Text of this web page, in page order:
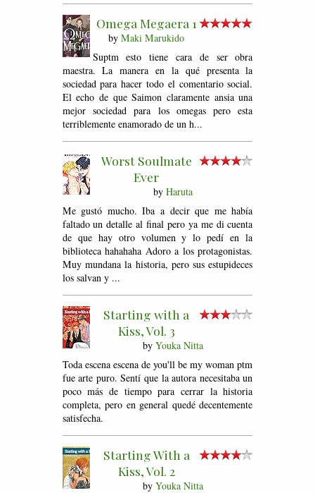
Omega Megaera 1
by Maki Marukido
Suptm esto tiene cara de ser obra
maestra. La manera en la qué presenta la
sociedad para hacer todo el comentario social.
El echo de que Saimon claramente ansia una
mejor sociedad para los omegas pero esta
terriblemente enamorado de un h...
Worst Soulmate
Ever
by Haruta
Me gustó mucho. Iba a decir que me había
faltado un detalle al final pero ya me di cuenta
de que hay otro volumen y lo pedí en la
biblioteca hahahaha Adoro a los protagonistas.
Muy mundana la historia, pero sus estupideces
los salvan y ...
Starting with a
Kiss, Vol. 3
by Youka Nitta
Toda escena escena de you'll be my woman ptm
fue arte puro. Sentí que la autora necesitaba un
poco más de tiempo para cerrar la historia
completa, pero en general quedé decentemente
satisfecha.
Starting With a
Kiss, Vol. 2
by Youka Nitta